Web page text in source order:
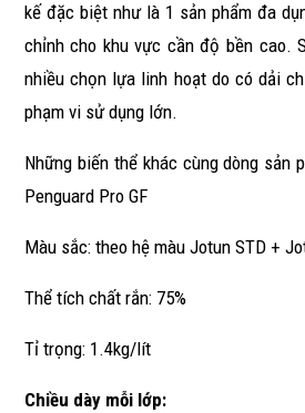
kế đặc biệt như là 1 sản phẩm đa
chỉnh cho khu vực cần độ bền cao.
nhiều chọn lựa linh hoạt do có dải
phạm vi sử dụng lớn.
Những biến thể khác cùng dòng sản
Penguard Pro GF
Màu sắc: theo hệ màu Jotun STD +
Thể tích chất rắn: 75%
Tỉ trọng: 1.4kg/lít
Chiều dày mỗi lớp: